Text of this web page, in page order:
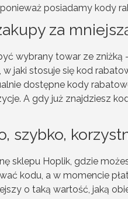
posiadamy kody
za
wybrany towar ze
jaki stosuje się kod
dostępne kody
A gdy już znajdziesz
szybko,
sklepu Hoplik, gdzie
kodu, a w momencie
o taką wartość, jaką